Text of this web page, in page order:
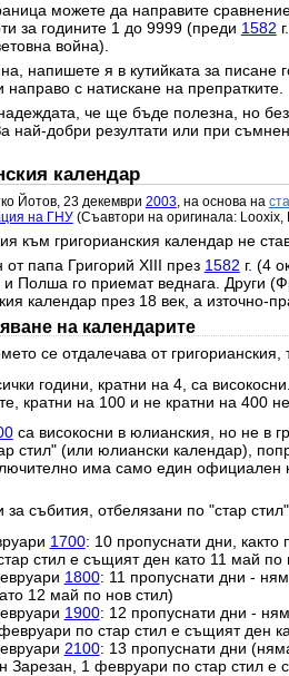
можете да направите
за годините 1 до 9999 (преди 1582
война).
напишете я в кутийката за
с натискане на препратките.
че ще бъде полезна, но
най-добри резултати или при
календар
Йотов, 23 декември 2003, на основа на
на ГНУ(Съавтори на оригинала: Looxix,
към григорианския календар не
папа Григорий XIII през 1582 г. (4
Полша го приемат веднага. Други
календар през 18 век, а източно-
на календарите
се отдалечава от
години, кратни на 4, са високосни.
кратни на 100 и не кратни на 400
са високосни в юлианския, но не в
стил" (или юлиански календар),
има само един официален
събития, отбелязани по "стар
1700: 10 пропуснати дни, както
стил е същият ден като 11 май по
1800: 11 пропуснати дни -
12 май по нов стил)
1900: 12 пропуснати дни -
по стар стил е същият ден
2100: 13 пропуснати дни
1 февруари по стар стил е